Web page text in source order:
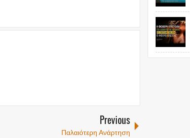
Previous
Παλαιότερη Ανάρτηση